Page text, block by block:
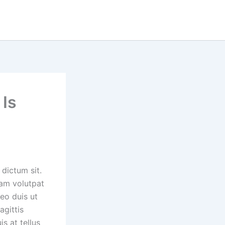
sit.
volutpat
duis ut
at tellus